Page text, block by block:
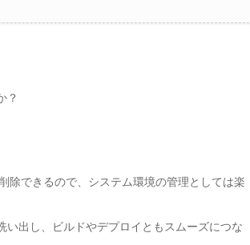
？
除できるので、システム環境の管理としては楽
出し、ビルドやデプロイともスムーズにつな